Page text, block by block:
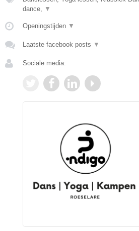
dance,
▼
Openingstijden ▼
Laatste facebook posts ▼
Sociale media: